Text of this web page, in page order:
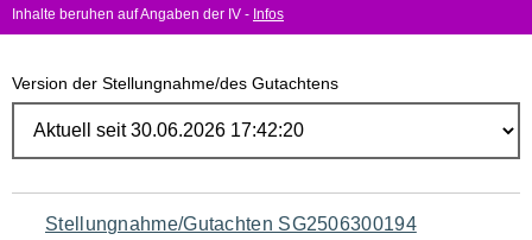
Inhalte beruhen auf Angaben der IV - Infos
Version der Stellungnahme/des Gutachtens
Navigation
Stellungnahme/Gutachten SG2506300194